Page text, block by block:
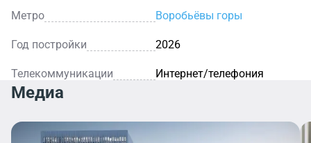
Метро Воробьёвы горы
Год постройки 2026
Телекоммуникации Интернет/телефония
Медиа